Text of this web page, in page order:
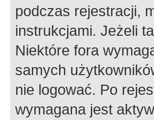
podczas rejestracji,
instrukcjami. Jeżeli
Niektóre fora
samych
nie logować. Po
wymagana jest